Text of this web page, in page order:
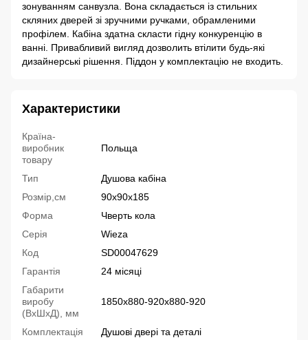
зонуванням санвузла. Вона складається із стильних
скляних дверей зі зручними ручками, обрамленими
профілем. Кабіна здатна скласти гідну конкуренцію в
ванні. Привабливий вигляд дозволить втілити будь-які
дизайнерські рішення. Піддон у комплектацію не входить.
Характеристики
Країна-
виробник
товару
Польща
Тип
Душова кабіна
Розмір,см
90x90x185
Форма
Чверть кола
Серія
Wieza
Код
SD00047629
Гарантія
24 місяці
Габарити
виробу
(ВхШхД), мм
1850х880-920х880-920
Комплектація
Душові двері та деталі